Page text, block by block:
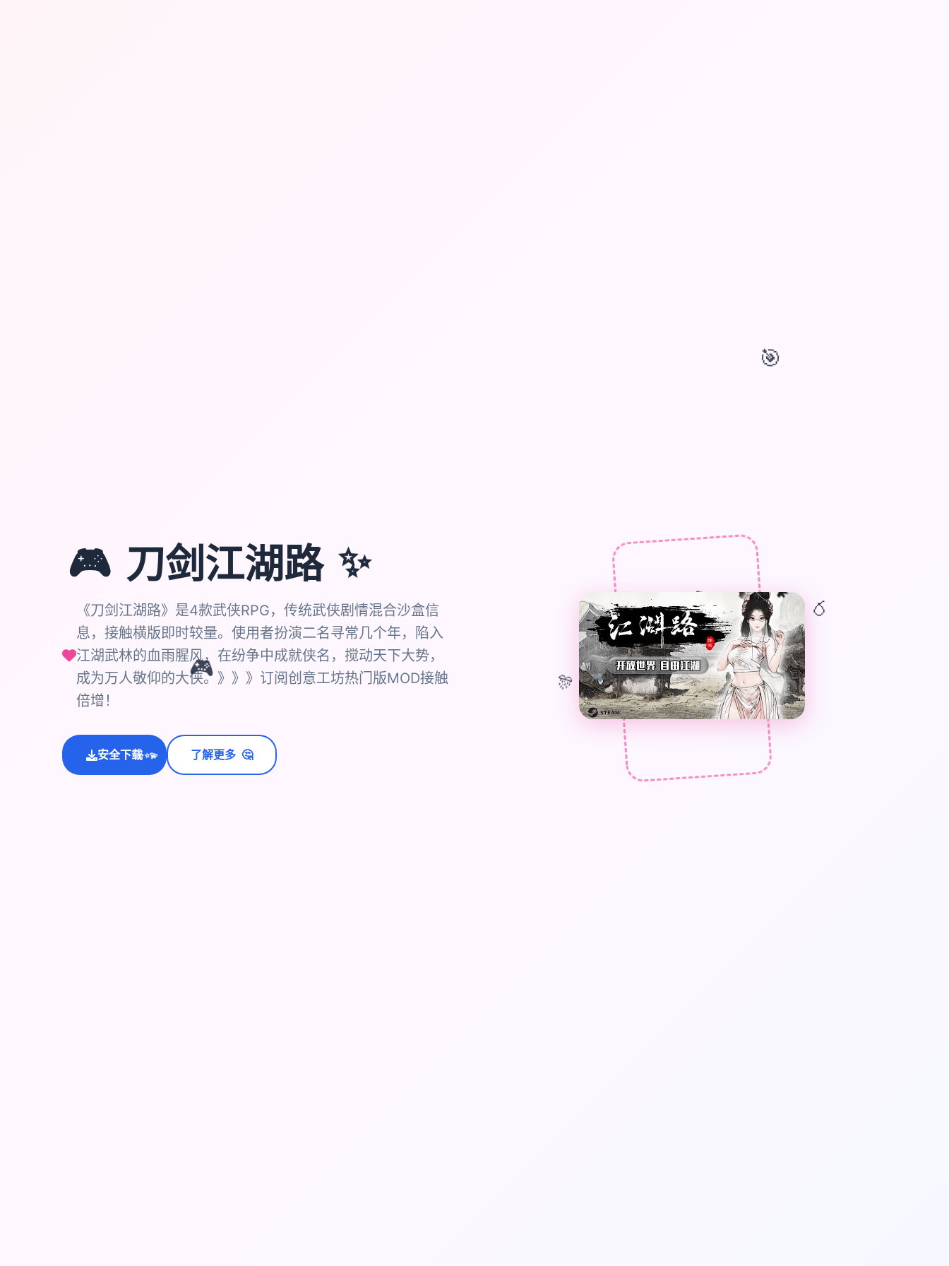
🎮
🎯
🎮 刀剑江湖路 ✨
《刀剑江湖路》是4款武侠RPG，传统武侠剧情混合沙盒信
息，接触横版即时较量。使用者扮演二名寻常几个年，陷入
江湖武林的血雨腥风，在纷争中成就侠名，搅动天下大势，
成为万人敬仰的大侠。》》》订阅创意工坊热门版MOD接触
倍增！
安全下载
✨⭐
💫 了解更多 🤔
🎈
🎊
🎁